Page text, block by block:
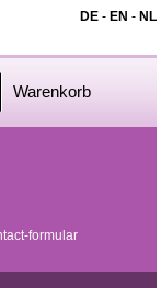
DE- EN - NL
Warenkorb
formular